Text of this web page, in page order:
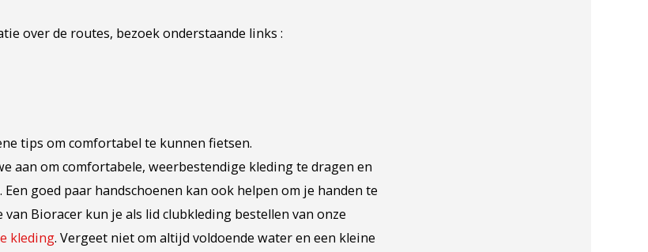
over de routes, bezoek onderstaande links :
tips om comfortabel te kunnen fietsen.
aan om comfortabele, weerbestendige kleding te dragen en
goed paar handschoenen kan ook helpen om je handen te
van Bioracer kun je als lid clubkleding bestellen van onze
kleding. Vergeet niet om altijd voldoende water en een kleine